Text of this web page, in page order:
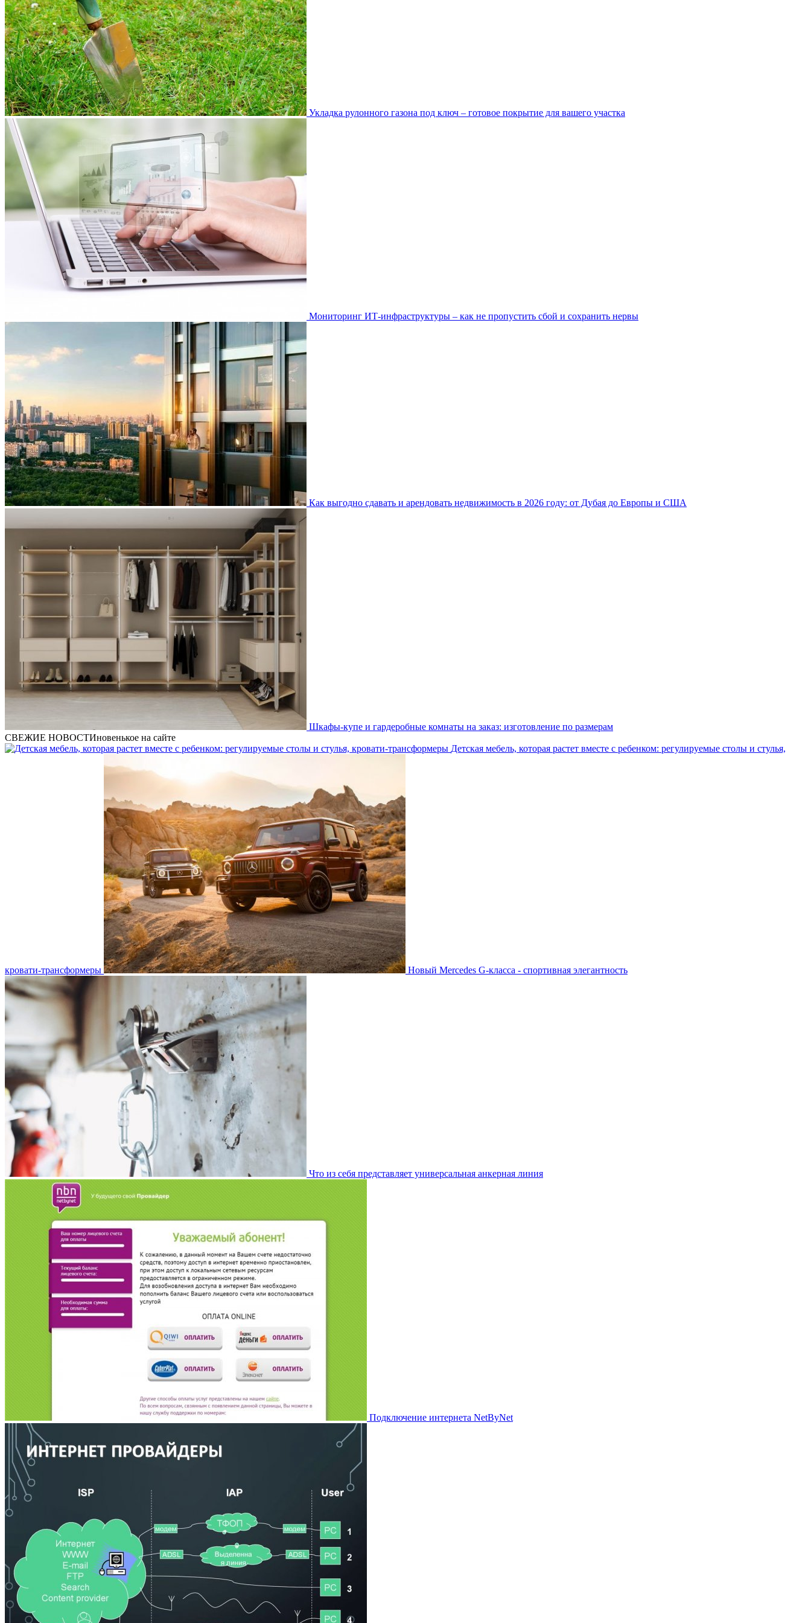
Укладка рулонного газона под ключ – готовое покрытие для вашего участка
Мониторинг ИТ-инфраструктуры – как не пропустить сбой и сохранить нервы
Как выгодно сдавать и арендовать недвижимость в 2026 году: от Дубая до Европы и США
Шкафы-купе и гардеробные комнаты на заказ: изготовление по размерам
СВЕЖИЕ НОВОСТИновенькое на сайте
Детская мебель, которая растет вместе с ребенком: регулируемые столы и стулья,
кровати-трансформеры Новый Mercedes G-класса - спортивная элегантность
Что из себя представляет универсальная анкерная линия
Подключение интернета NetByNet